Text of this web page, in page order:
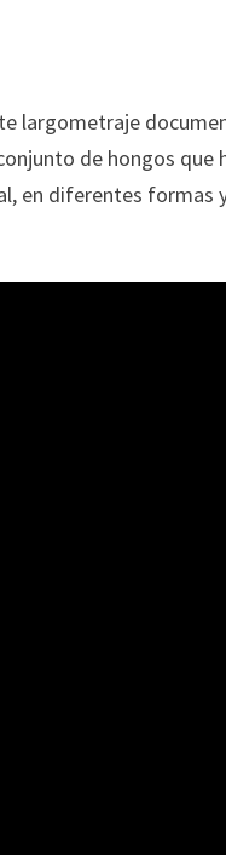
largometraje
de hongos que
en diferentes formas